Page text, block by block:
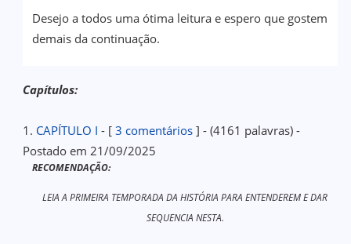
Desejo a todos uma ótima leitura e espero que gostem
demais da continuação.
Capítulos:
1. CAPÍTULO I- [3 comentários ] - (4161 palavras) -
Postado em 21/09/2025
RECOMENDAÇÃO:
LEIA A PRIMEIRA TEMPORADA DA HISTÓRIA PARA ENTENDEREM E DAR
SEQUENCIA NESTA.